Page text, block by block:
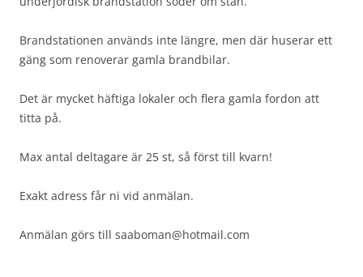
Brandstationen används inte längre, men där huserar ett
gäng som renoverar gamla brandbilar.
Det är mycket häftiga lokaler och flera gamla fordon att
titta på.
Max antal deltagare är 25 st, så först till kvarn!
Exakt adress får ni vid anmälan.
Anmälan görs till saaboman@hotmail.com